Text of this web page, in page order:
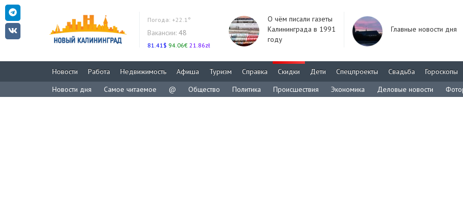
Погода: +22.1°
Вакансии: 48
81.41$ 94.06€ 21.86zł
О чём писали газеты
Калининграда в 1991
году
Главные новости дня
Новости Работа Недвижимость Афиша Туризм Справка Скидки Дети Спецпроекты Свадьба
Гороскопы
Новости дня
Самое читаемое @ Общество Политика Происшествия Экономика Деловые новости